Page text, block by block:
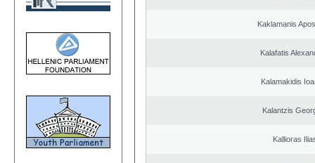
Kaklamanis
Kalafatis
Kalamakidis
Kalantzis
Kallioras